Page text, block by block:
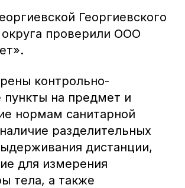
Георгиевского
округа проверили ООО
контрольно-
пункты на предмет и
нормам санитарной
разделительных
дистанции,
для измерения
тела, а также